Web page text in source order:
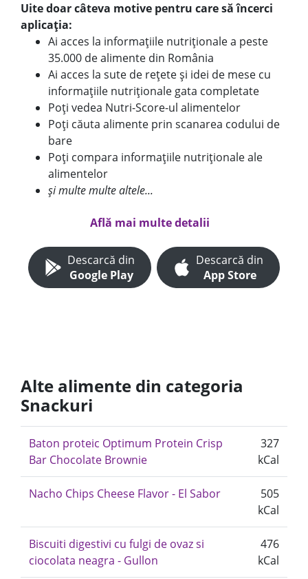
Uite doar câteva motive pentru care să încerci
aplicația:
Ai acces la informațiile nutriționale a peste
35.000 de alimente din România
Ai acces la sute de rețete și idei de mese cu
informațiile nutriționale gata completate
Poți vedea Nutri-Score-ul alimentelor
Poți căuta alimente prin scanarea codului de
bare
Poți compara informațiile nutriționale ale
alimentelor
și multe multe altele...
Află mai multe detalii
Descarcă din
Google Play
Descarcă din
App Store
Alte alimente din categoria
Snackuri
Baton proteic Optimum Protein Crisp
Bar Chocolate Brownie
327
kCal
Nacho Chips Cheese Flavor - El Sabor
505
kCal
Biscuiti digestivi cu fulgi de ovaz si
ciocolata neagra - Gullon
476
kCal